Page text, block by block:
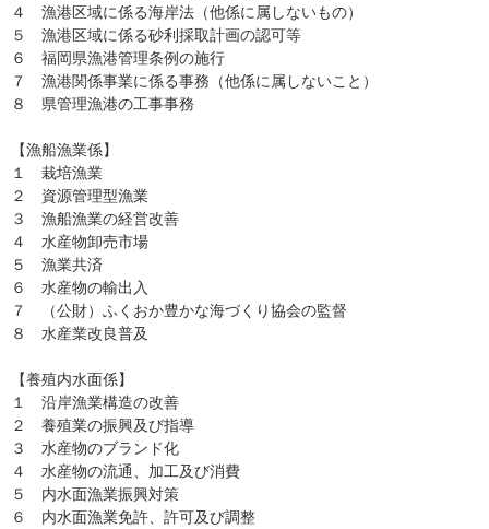
４ 漁港区域に係る海岸法（他係に属しないもの）
５ 漁港区域に係る砂利採取計画の認可等
６ 福岡県漁港管理条例の施行
７ 漁港関係事業に係る事務（他係に属しないこと）
８ 県管理漁港の工事事務
【漁船漁業係】
１ 栽培漁業
２ 資源管理型漁業
３ 漁船漁業の経営改善
４ 水産物卸売市場
５ 漁業共済
６ 水産物の輸出入
７ （公財）ふくおか豊かな海づくり協会の監督
８ 水産業改良普及
【養殖内水面係】
１ 沿岸漁業構造の改善
２ 養殖業の振興及び指導
３ 水産物のブランド化
４ 水産物の流通、加工及び消費
５ 内水面漁業振興対策
６ 内水面漁業免許、許可及び調整